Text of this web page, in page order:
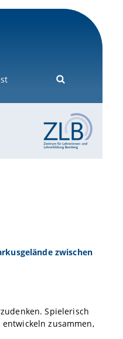
zwischen
Spielerisch
zusammen,